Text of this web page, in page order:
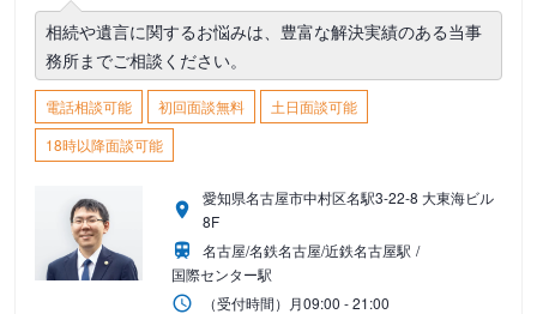
相続や遺言に関するお悩みは、豊富な解決実績のある当事
務所までご相談ください。
電話相談可能 初回面談無料
土日面談可能
18時以降面談可能
愛知県名古屋市中村区名駅3-22-8 大東海ビル
8F
名古屋/名鉄名古屋/近鉄名古屋駅
国際センター駅
（受付時間） 月09:00 - 21:00